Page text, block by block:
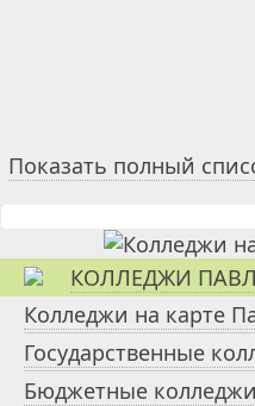
Показать полный
КОЛЛЕДЖИ
Колледжи на карте
Государственные
Бюджетные